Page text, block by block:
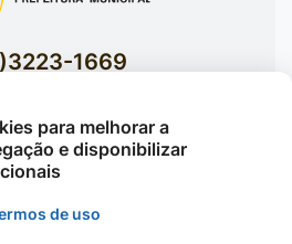
1669
mails Institucionais
Bairro Jardim Celeste -
para melhorar a
e disponibilizar
de uso